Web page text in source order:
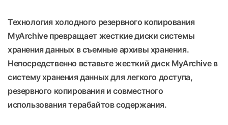
Технология холодного резервного копирования
MyArchive превращает жесткие диски системы
хранения данных в съемные архивы хранения.
Непосредственно вставьте жесткий диск MyArchive в
систему хранения данных для легкого доступа,
резервного копирования и совместного
использования терабайтов содержания.